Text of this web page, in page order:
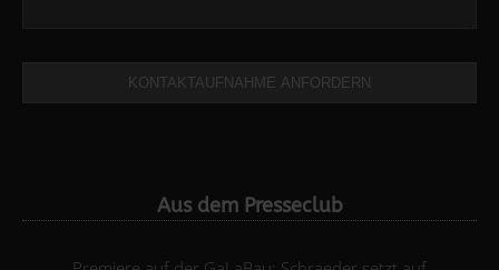
KONTAKTAUFNAHME ANFORDERN
Aus dem Presseclub